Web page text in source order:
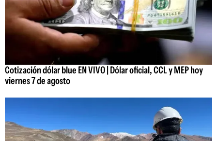
Cotización dólar blue EN VIVO | Dólar oficial, CCL y MEP hoy
viernes 7 de agosto